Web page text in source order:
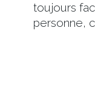
toujours
personne,